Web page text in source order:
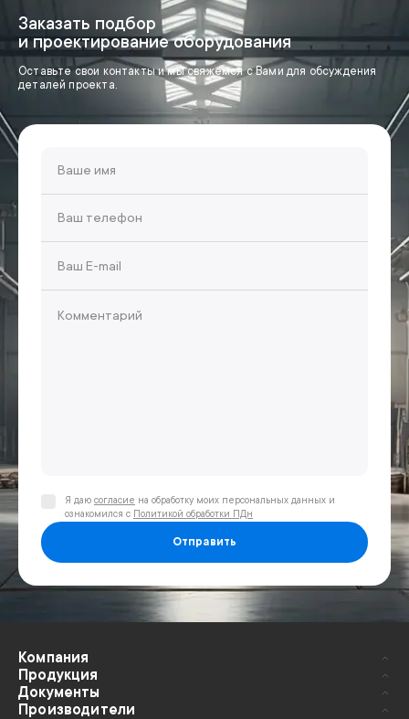
Заказать подбор
и проектирование оборудования
Оставьте свои контакты и мы свяжемся с Вами для обсуждения
деталей проекта.
Отправить
Я даю согласие на обработку моих персональных данных и
ознакомился с Политикой обработки ПДн
Компания
Продукция
Документы
Производители